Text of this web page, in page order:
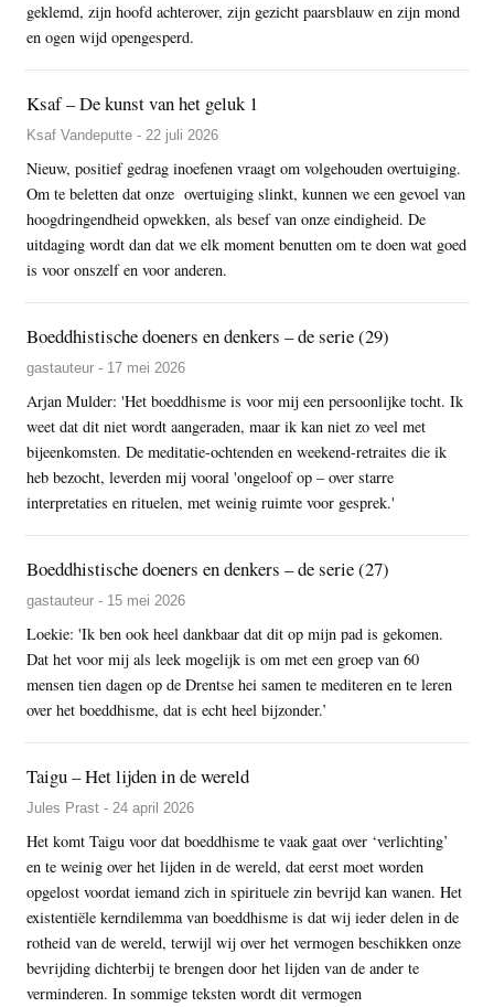
geklemd, zijn hoofd achterover, zijn gezicht paarsblauw en zijn mond
en ogen wijd opengesperd.
Ksaf – De kunst van het geluk 1
Ksaf Vandeputte - 22 juli 2026
Nieuw, positief gedrag inoefenen vraagt om volgehouden overtuiging.
Om te beletten dat onze overtuiging slinkt, kunnen we een gevoel van
hoogdringendheid opwekken, als besef van onze eindigheid. De
uitdaging wordt dan dat we elk moment benutten om te doen wat goed
is voor onszelf en voor anderen.
Boeddhistische doeners en denkers – de serie (29)
gastauteur - 17 mei 2026
Arjan Mulder: 'Het boeddhisme is voor mij een persoonlijke tocht. Ik
weet dat dit niet wordt aangeraden, maar ik kan niet zo veel met
bijeenkomsten. De meditatie-ochtenden en weekend-retraites die ik
heb bezocht, leverden mij vooral 'ongeloof op – over starre
interpretaties en rituelen, met weinig ruimte voor gesprek.'
Boeddhistische doeners en denkers – de serie (27)
gastauteur - 15 mei 2026
Loekie: 'Ik ben ook heel dankbaar dat dit op mijn pad is gekomen.
Dat het voor mij als leek mogelijk is om met een groep van 60
mensen tien dagen op de Drentse hei samen te mediteren en te leren
over het boeddhisme, dat is echt heel bijzonder.’
Taigu – Het lijden in de wereld
Jules Prast - 24 april 2026
Het komt Taigu voor dat boeddhisme te vaak gaat over ‘verlichting’
en te weinig over het lijden in de wereld, dat eerst moet worden
opgelost voordat iemand zich in spirituele zin bevrijd kan wanen. Het
existentiële kerndilemma van boeddhisme is dat wij ieder delen in de
rotheid van de wereld, terwijl wij over het vermogen beschikken onze
bevrijding dichterbij te brengen door het lijden van de ander te
verminderen. In sommige teksten wordt dit vermogen